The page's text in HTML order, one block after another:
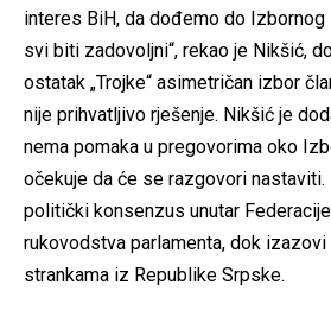
interes BiH, da dođemo do
svi biti zadovoljni“, rekao je Nikšić,
ostatak „Trojke“ asimetričan izbor
nije prihvatljivo rješenje. Nikšić je
nema pomaka u pregovorima oko
očekuje da će se razgovori
politički konsenzus unutar
rukovodstva parlamenta, dok
strankama iz Republike Srpske.